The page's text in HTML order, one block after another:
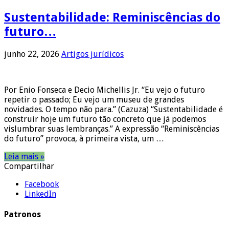
Sustentabilidade: Reminiscências do
futuro…
junho 22, 2026 Artigos jurídicos
Por Enio Fonseca e Decio Michellis Jr. “Eu vejo o futuro
repetir o passado; Eu vejo um museu de grandes
novidades. O tempo não para.” (Cazuza) “Sustentabilidade é
construir hoje um futuro tão concreto que já podemos
vislumbrar suas lembranças.” A expressão “Reminiscências
do futuro” provoca, à primeira vista, um …
Leia mais »
Compartilhar
Facebook
LinkedIn
Patronos